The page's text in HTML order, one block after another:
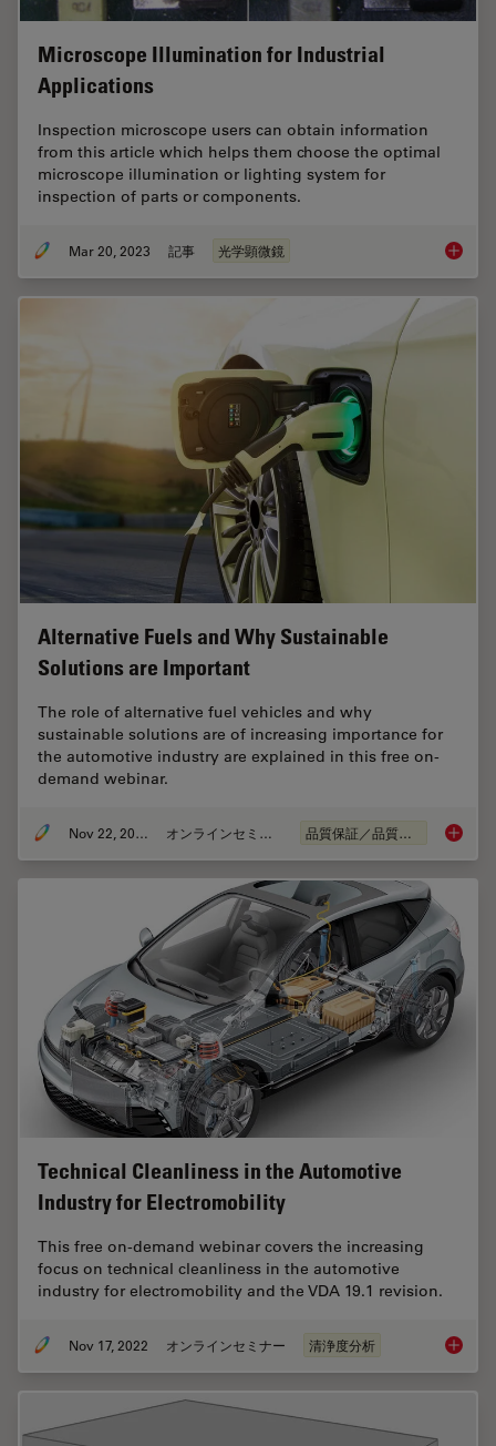
Microscope Illumination for Industrial
Applications
Inspection microscope users can obtain information
from this article which helps them choose the optimal
microscope illumination or lighting system for
inspection of parts or components.
Mar 20, 2023 記事 光学顕微鏡
Alternative Fuels and Why Sustainable
Solutions are Important
The role of alternative fuel vehicles and why
sustainable solutions are of increasing importance for
the automotive industry are explained in this free on-
demand webinar.
Nov 22, 2022 オンラインセミナー 品質保証／品質管理
Technical Cleanliness in the Automotive
Industry for Electromobility
This free on-demand webinar covers the increasing
focus on technical cleanliness in the automotive
industry for electromobility and the VDA 19.1 revision.
Nov 17, 2022 オンラインセミナー 清浄度分析